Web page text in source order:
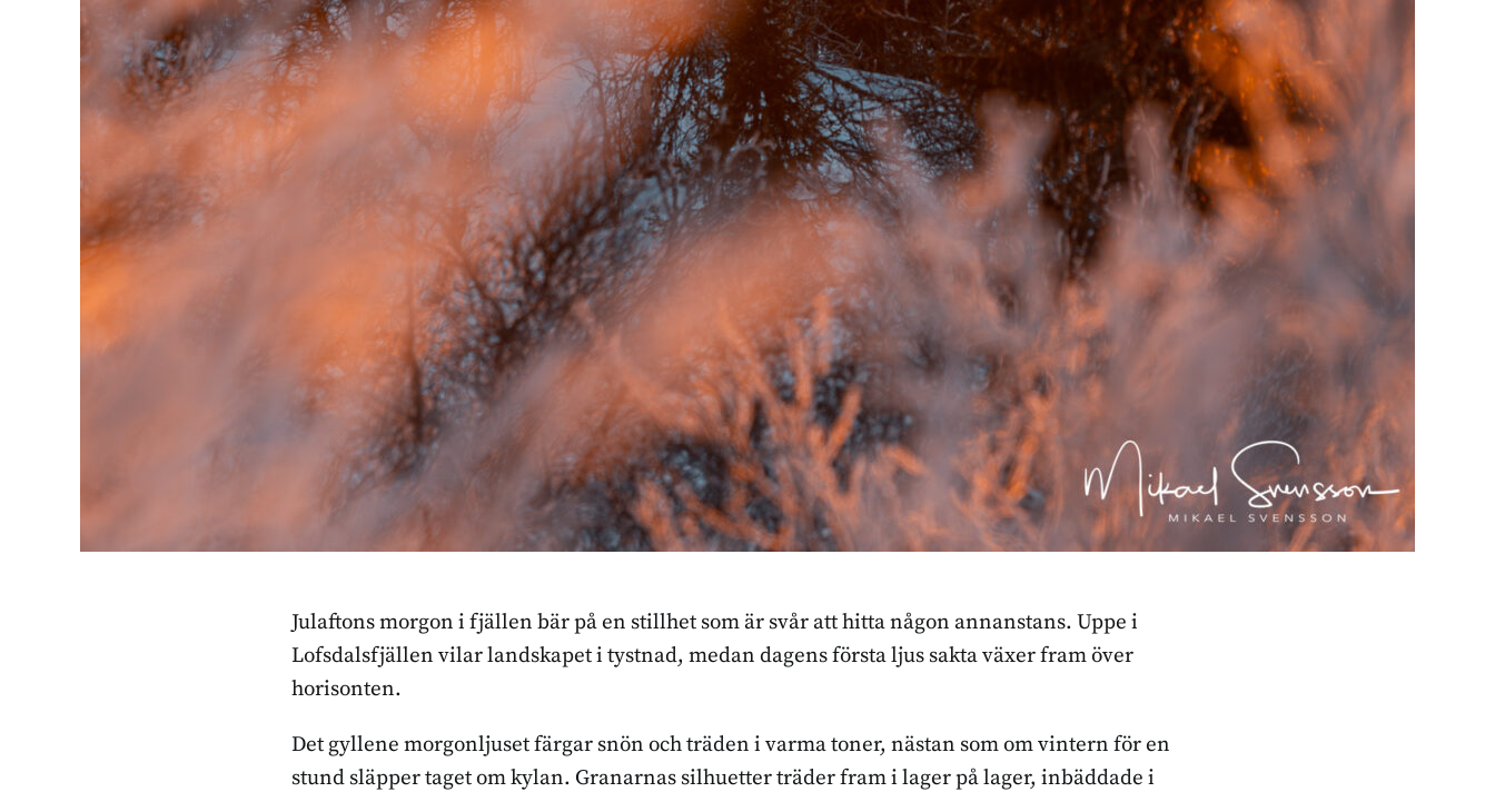
Julaftons morgon i fjällen bär på en stillhet som är svår att hitta någon annanstans. Uppe i
Lofsdalsfjällen vilar landskapet i tystnad, medan dagens första ljus sakta växer fram över
horisonten.
Det gyllene morgonljuset färgar snön och träden i varma toner, nästan som om vintern för en
stund släpper taget om kylan. Granarnas silhuetter träder fram i lager på lager, inbäddade i